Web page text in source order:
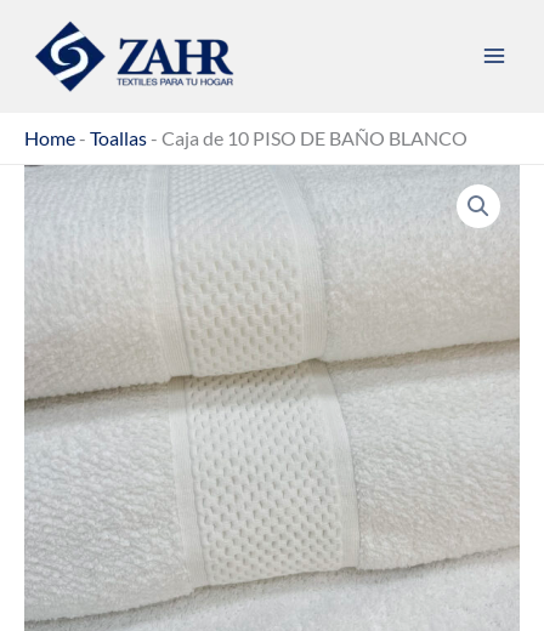
contenido
Home- Toallas- Caja de 10 PISO DE BAÑO BLANCO